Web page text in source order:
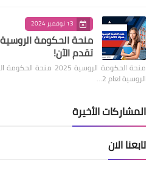
13 نوفمبر 2024
تقدم الآن!
الروسية لعام 2…
المشاركات الأخيرة
تابعنا الان